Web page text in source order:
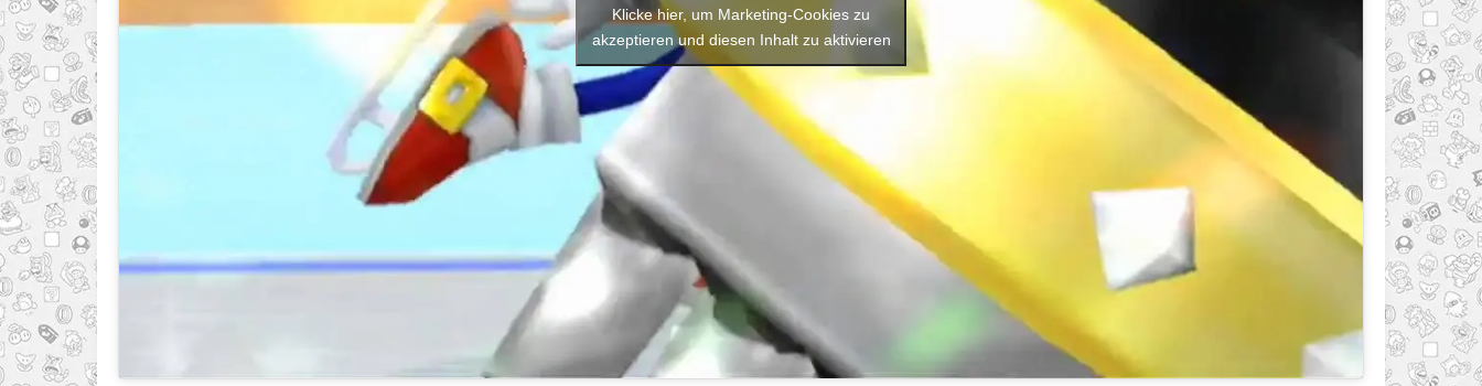
Klicke hier, um Marketing-Cookies zu
akzeptieren und diesen Inhalt zu aktivieren